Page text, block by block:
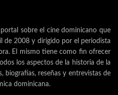
sobre el cine dominicano que
de 2008 y dirigido por el periodista
El mismo tiene como fin ofrecer
los aspectos de la historia de la
biografías, reseñas y entrevistas de
dominicana.